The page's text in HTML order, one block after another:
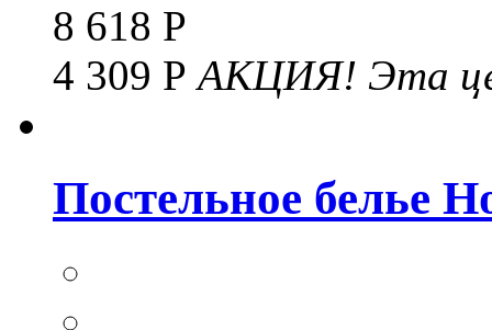
8 618 Р
4 309 РАКЦИЯ! Эта
Постельное белье